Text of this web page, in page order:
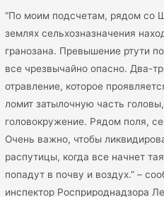
“По моим подсчетам, рядом со
землях сельхозназначения
гранозана. Превышение ртути
все чрезвычайно опасно. Два-
отравление, которое
ломит затылочную часть
головокружение. Рядом поля,
Очень важно, чтобы
распутицы, когда все начнет
попадут в почву и воздух.” –
инспектор Росприроднадзора